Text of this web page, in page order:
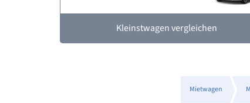
Kleinstwagen vergleichen
Mietwagen